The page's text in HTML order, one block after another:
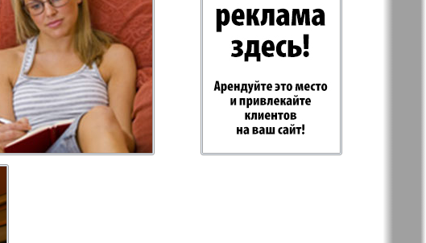
Партнер-север Парус
Пражский
экспресс
PRO Women
Районка-West